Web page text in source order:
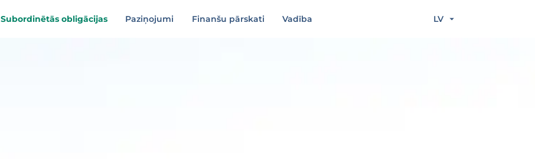
Subordinētās obligācijas Paziņojumi Finanšu pārskati Vadība LV